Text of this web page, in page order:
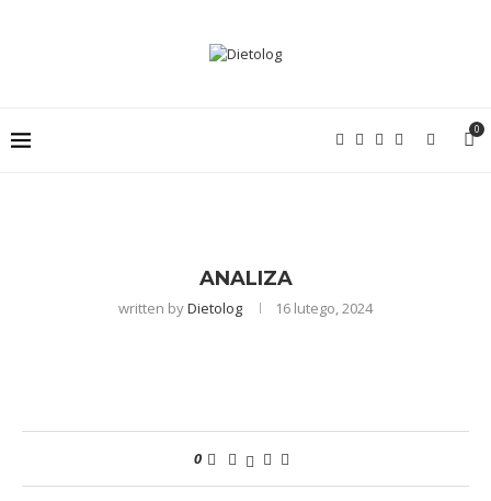
0
ANALIZA
written byDietolog 16 lutego, 2024
0